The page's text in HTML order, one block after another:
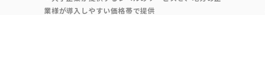
業様が導入しやすい価格帯で提供